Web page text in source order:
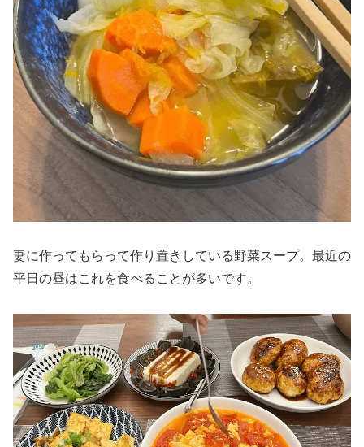
妻に作ってもらって作り置きしている野菜スープ。最近の
平日の昼はこれを食べることが多いです。